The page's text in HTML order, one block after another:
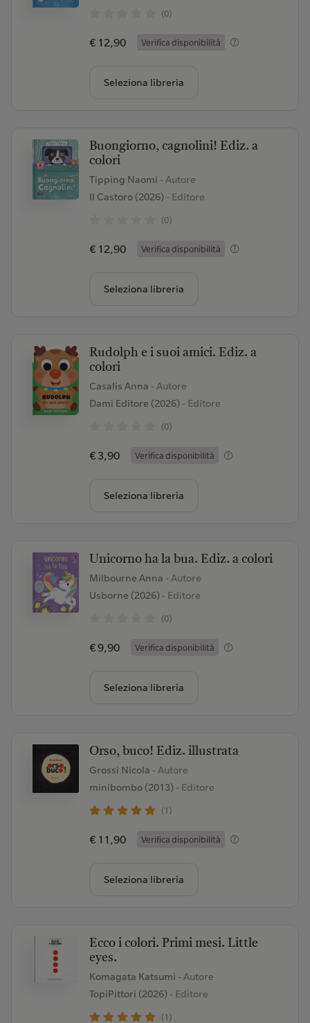
(0)
€ 12,90 Verifica disponibilità
Seleziona libreria
Buongiorno, cagnolini! Ediz. a
colori
Tipping Naomi - Autore
Il Castoro (2026)- Editore
(0)
€ 12,90 Verifica disponibilità
Seleziona libreria
Rudolph e i suoi amici. Ediz. a
colori
Casalis Anna - Autore
Dami Editore (2026)- Editore
(0)
€ 3,90 Verifica disponibilità
Seleziona libreria
Unicorno ha la bua. Ediz. a colori
Milbourne Anna - Autore
Usborne (2026)- Editore
(0)
€ 9,90 Verifica disponibilità
Seleziona libreria
Orso, buco! Ediz. illustrata
Grossi Nicola - Autore
minibombo (2013)- Editore
(1)
€ 11,90 Verifica disponibilità
Seleziona libreria
Ecco i colori. Primi mesi. Little
eyes.
Komagata Katsumi - Autore
TopiPittori (2026)- Editore
(1)